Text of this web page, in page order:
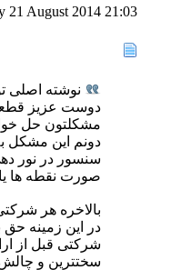
21 August 2014 21:03
نوشته اصلی
مشکلتون حل
دونم این مشکل
سنسور در نور
صورت نقطه ها
بالاخره هر
در این زمینه حق
شرکتی قبل از
سختترین و